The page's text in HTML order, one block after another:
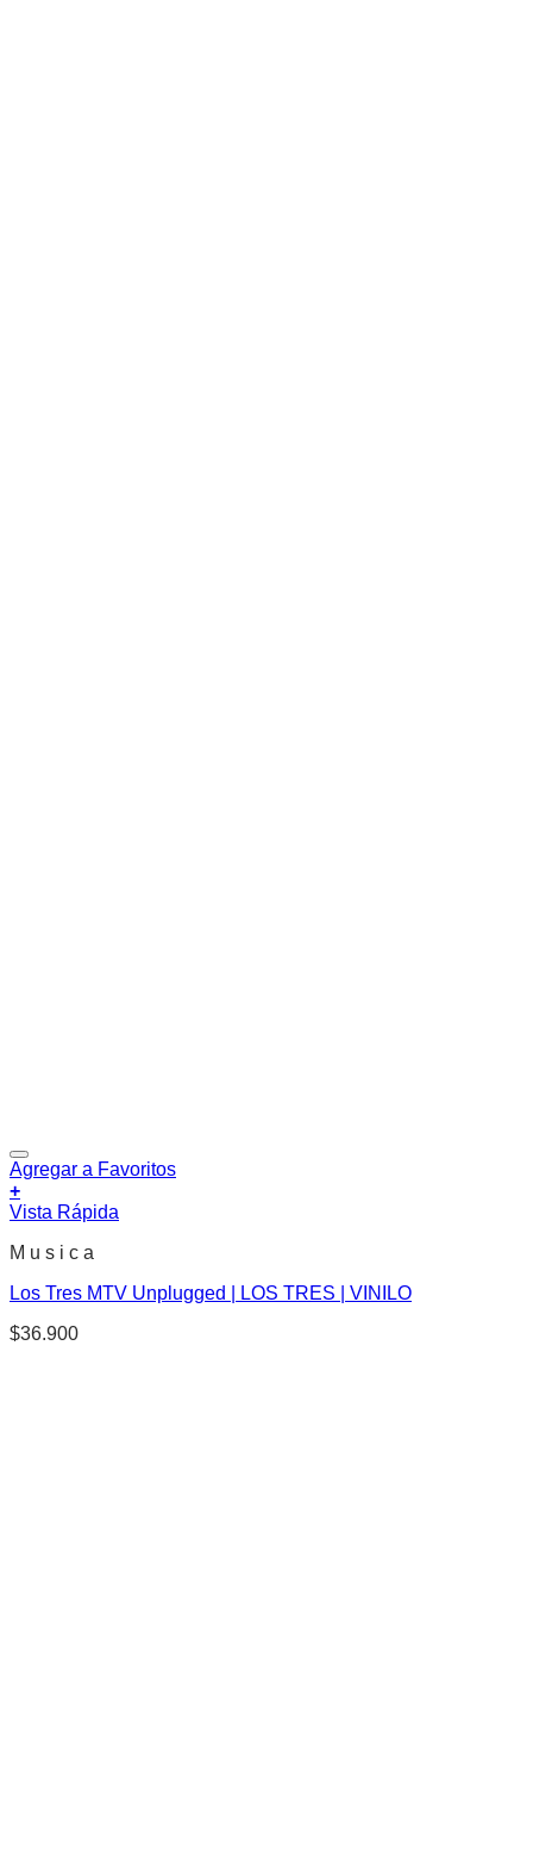
Agregar a Favoritos
+
Vista Rápida
M u s i c a
Los Tres MTV Unplugged | LOS TRES | VINILO
$36.900